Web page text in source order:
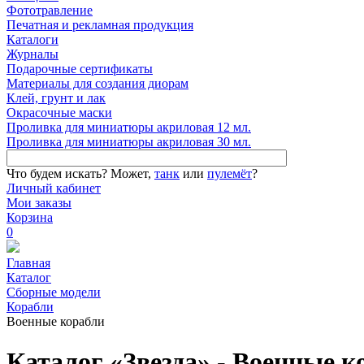
Фототравление
Печатная и рекламная продукция
Каталоги
Журналы
Подарочные сертификаты
Материалы для создания диорам
Клей, грунт и лак
Окрасочные маски
Проливка для миниатюры акриловая 12 мл.
Проливка для миниатюры акриловая 30 мл.
Что будем искать? Может, танк или пулемёт?
Личный кабинет
Мои заказы
Корзина
0
Главная
Каталог
Сборные модели
Корабли
Военные корабли